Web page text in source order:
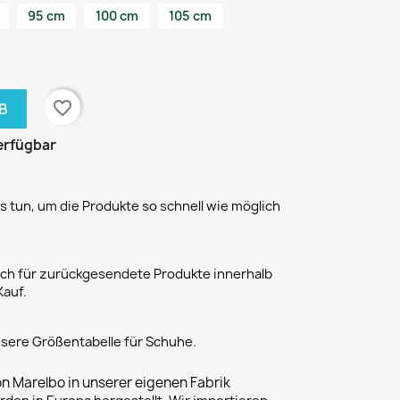
95 cm 100 cm 105 cm
favorite_border
tun, um die Produkte so schnell wie möglich
für zurückgesendete Produkte innerhalb
Größentabelle für Schuhe.
Marelbo in unserer eigenen Fabrik